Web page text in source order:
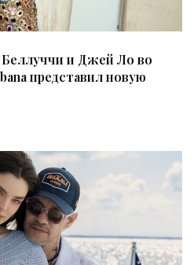
и Джей Ло во
представил новую